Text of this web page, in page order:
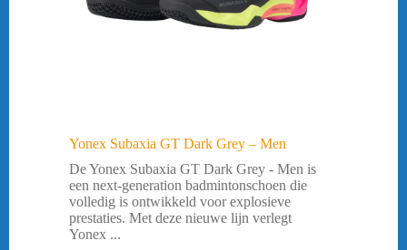
Yonex Subaxia GT Dark Grey – Men
De Yonex Subaxia GT Dark Grey - Men is
een next-generation badmintonschoen die
volledig is ontwikkeld voor explosieve
prestaties. Met deze nieuwe lijn verlegt
Yonex ...